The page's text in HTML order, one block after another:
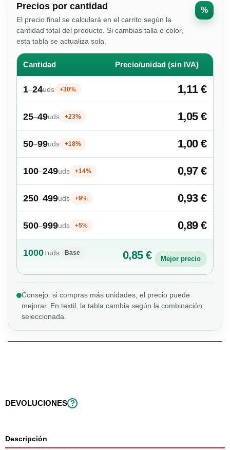
Precios por cantidad
El precio final se calculará en el carrito según la
cantidad total del producto. Si cambias talla o color,
esta tabla se actualiza sola.
%
Cantidad Precio/unidad (sin IVA)
1–24uds +30% 1,11 €
25–49uds +23% 1,05 €
50–99uds +18% 1,00 €
100–249uds +14% 0,97 €
250–499uds +9% 0,93 €
500–999uds +5% 0,89 €
1000+uds Base 0,85 € Mejor precio
Consejo: si compras más unidades, el precio puede
mejorar. En textil, la tabla cambia según la combinación
seleccionada.
DEVOLUCIONES ?
Descripción